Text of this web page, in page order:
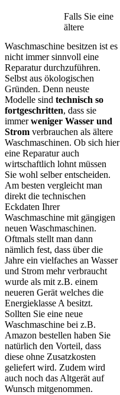
Falls Sie eine
ältere
Waschmaschine besitzen ist es
nicht immer sinnvoll eine
Reparatur durchzuführen.
Selbst aus ökologischen
Gründen. Denn neuste
Modelle sind technisch so
fortgeschritten, dass sie
immerweniger Wasser und
Strom verbrauchen als ältere
Waschmaschinen. Ob sich hier
eine Reparatur auch
wirtschaftlich lohnt müssen
Sie wohl selber entscheiden.
Am besten vergleicht man
direkt die technischen
Eckdaten Ihrer
Waschmaschine mit gängigen
neuen Waschmaschinen.
Oftmals stellt man dann
nämlich fest, dass über die
Jahre ein vielfaches an Wasser
und Strom mehr verbraucht
wurde als mit z.B. einem
neueren Gerät welches die
Energieklasse A besitzt.
Sollten Sie eine neue
Waschmaschine bei z.B.
Amazon bestellen haben Sie
natürlich den Vorteil, dass
diese ohne Zusatzkosten
geliefert wird. Zudem wird
auch noch das Altgerät auf
Wunsch mitgenommen.